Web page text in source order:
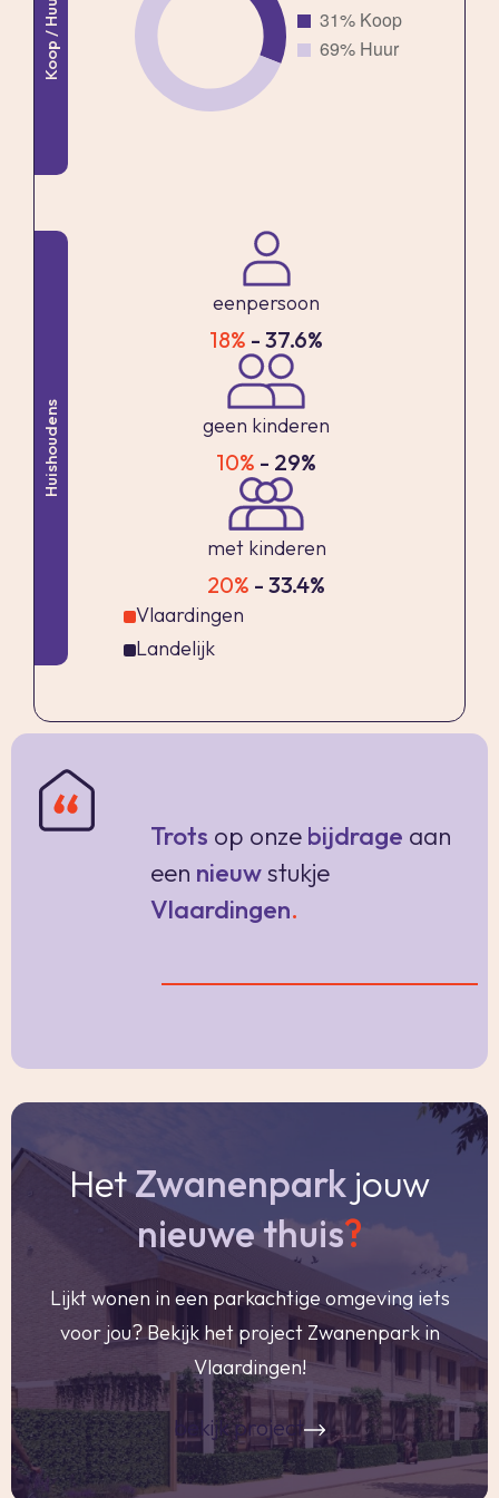
glazen wand, een zwevend toilet, een
wasmachine aansluiting en een wastafelmeubel
met volop opbergruimte.
2e verdieping:
dakkapel aan de achterzijde en een dakraam
aan de voorzijde. Door middels van praktische
kasten is hier een verdeling gemaakt in twee
functionele ruimtes. Op de overloop bevindt
zich de opstelling van de c.v. combiketel
(Intergas).
Bijzonderheden:
- Woonoppervlakte ca. 102,7 m², gemeten
volgens NEN2580 norm
- Inhoud ca. 346,81 m³
- Bouwjaar 1986
- Gelegen op 107 m² eigen grond
dubbele beglazing
- Verwarming en warm water middels c.v.
combiketel (Intergas CW4 juni 2024)
- Zonwering op de begane grond
- Rolluik bij de keukendeur en slaapkamer op de
1e verdieping (achterzijde)
uiterlijk 1 maart 2027
Woonoppervlakte
De Meetinstructie is gebaseerd op de
NEN2580. De Meetinstructie is bedoeld om een
meer eenduidige manier van meten toe te
passen voor het geven van een indicatie van de
gebruiksoppervlakte. De Meetinstructie sluit
verschillen in meetuitkomsten niet volledig uit,
door bijvoorbeeld interpretatieverschillen,
afrondingen of beperkingen bij het uitvoeren
Koop / Huur
Huishoudens
eenpersoon
18% - 37.6%
geen kinderen
10% - 29%
met kinderen
20% - 33.4%
Vlaardingen
Landelijk
Trots op onze bijdrage aan
een nieuwstukje
Vlaardingen.
HetZwanenpark jouw
nieuwe thuis?
Lijkt wonen in een parkachtige omgeving iets
voor jou? Bekijk het project Zwanenpark in
Vlaardingen!
bekijk project